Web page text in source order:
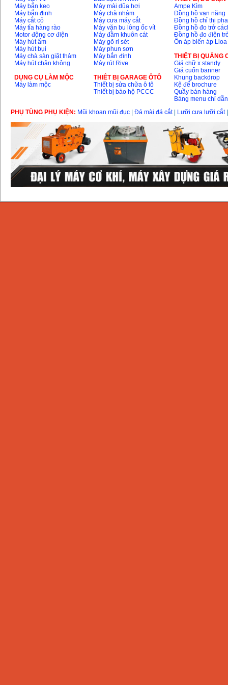
Máy bắn keo
Máy bắn đinh
Máy cắt cỏ
Máy tỉa hàng rào
Motor động cơ điện
Máy hút ẩm
Máy hút bụi
Máy chà sàn giặt thảm
Máy hút chân không
DỤNG CỤ LÀM MỘC
Máy làm mộc
Máy mài dũa hơi
Máy chà nhám
Máy cưa máy cắt
Máy vặn bu lông ốc vít
Máy đầm khuôn cát
Máy gõ rỉ sét
Máy phun sơn
Máy bắn đinh
Máy rút Rive
THIÊT BỊ GARAGE ÔTÔ
Thiết bị sửa chữa ô tô
Thiết bị bảo hộ PCCC
Ampe Kìm
Đồng hồ vạn năng
Đồng hồ chỉ thị pha
Đồng hồ đo trở
Đồng hồ đo điện
Ổn áp biến áp Lioa
THIỆT BỊ QUẢNG
Giá chữ x standy
Giá cuốn banner
Khung backdrop
Kệ để brochure
Quầy bán hàng
Bảng menu chỉ dẫn
PHỤ TÙNG PHỤ KIỆN: Mũi khoan mũi đục Đá mài đá cắt| Lưỡi cưa lưỡi cắt